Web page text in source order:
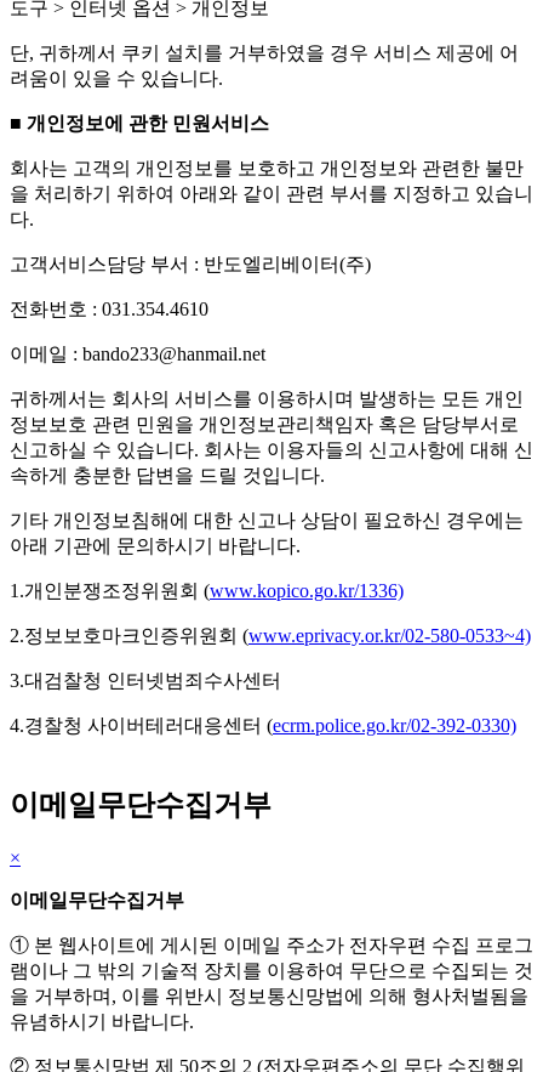
도구 > 인터넷 옵션 > 개인정보
단, 귀하께서 쿠키 설치를 거부하였을 경우 서비스 제공에 어
려움이 있을 수 있습니다.
■ 개인정보에 관한 민원서비스
회사는 고객의 개인정보를 보호하고 개인정보와 관련한 불만
을 처리하기 위하여 아래와 같이 관련 부서를 지정하고 있습니
다.
고객서비스담당 부서 : 반도엘리베이터(주)
전화번호 : 031.354.4610
이메일 : bando233@hanmail.net
귀하께서는 회사의 서비스를 이용하시며 발생하는 모든 개인
정보보호 관련 민원을 개인정보관리책임자 혹은 담당부서로
신고하실 수 있습니다. 회사는 이용자들의 신고사항에 대해 신
속하게 충분한 답변을 드릴 것입니다.
기타 개인정보침해에 대한 신고나 상담이 필요하신 경우에는
아래 기관에 문의하시기 바랍니다.
1.개인분쟁조정위원회 (www.kopico.go.kr/1336)
2.정보보호마크인증위원회 (www.eprivacy.or.kr/02-580-0533~4)
3.대검찰청 인터넷범죄수사센터
4.경찰청 사이버테러대응센터 (ecrm.police.go.kr/02-392-0330)
이메일무단수집거부
×
이메일무단수집거부
① 본 웹사이트에 게시된 이메일 주소가 전자우편 수집 프로그
램이나 그 밖의 기술적 장치를 이용하여 무단으로 수집되는 것
을 거부하며, 이를 위반시 정보통신망법에 의해 형사처벌됨을
유념하시기 바랍니다.
② 정보통신망법 제 50조의 2 (전자우편주소의 무단 수집행위